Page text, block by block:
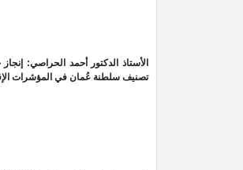
الأستاذ الدكتور أحمد الحراصي:
تصنيف سلطنة عُمان في المؤشرات